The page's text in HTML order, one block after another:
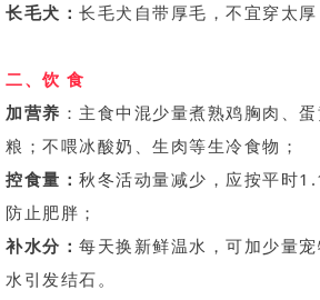
长毛犬： 长毛犬自带厚毛，不宜穿太厚
二、饮 食
加营养 ：主食中混少量煮熟鸡胸肉、
粮；不喂冰酸奶、生肉等生冷食物；
控食量： 秋冬活动量减少，应按平时
防止肥胖；
补水分： 每天换新鲜温水，可加少量
水引发结石。